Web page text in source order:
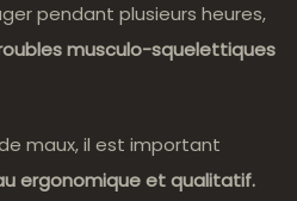
pendant plusieurs heures,
musculo-squelettiques
maux, il est important
ergonomique et qualitatif.